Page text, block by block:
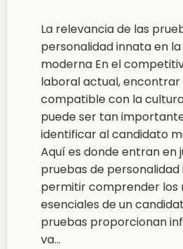
La relevancia de las
personalidad innata en
moderna En el
laboral actual, encontrar
compatible con la
puede ser tan
identificar al candidato
Aquí es donde entran en
pruebas de personalidad
permitir comprender los
esenciales de un
pruebas proporcionan
va...